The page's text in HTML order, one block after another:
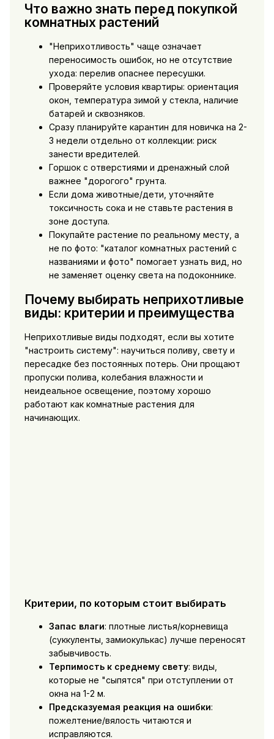
Что важно знать перед покупкой
комнатных растений
"Неприхотливость" чаще означает
переносимость ошибок, но не отсутствие
ухода: перелив опаснее пересушки.
Проверяйте условия квартиры: ориентация
окон, температура зимой у стекла, наличие
батарей и сквозняков.
Сразу планируйте карантин для новичка на 2-
3 недели отдельно от коллекции: риск
занести вредителей.
Горшок с отверстиями и дренажный слой
важнее "дорогого" грунта.
Если дома животные/дети, уточняйте
токсичность сока и не ставьте растения в
зоне доступа.
Покупайте растение по реальному месту, а
не по фото: "каталог комнатных растений с
названиями и фото" помогает узнать вид, но
не заменяет оценку света на подоконнике.
Почему выбирать неприхотливые
виды: критерии и преимущества
Неприхотливые виды подходят, если вы хотите
"настроить систему": научиться поливу, свету и
пересадке без постоянных потерь. Они прощают
пропуски полива, колебания влажности и
неидеальное освещение, поэтому хорошо
работают как комнатные растения для
начинающих.
Критерии, по которым стоит выбирать
Запас влаги: плотные листья/корневища
(суккуленты, замиокулькас) лучше переносят
забывчивость.
Терпимость к среднему свету: виды,
которые не "сыпятся" при отступлении от
окна на 1-2 м.
Предсказуемая реакция на ошибки:
пожелтение/вялость читаются и
исправляются.